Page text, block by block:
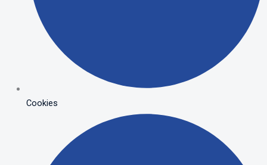
Cookies